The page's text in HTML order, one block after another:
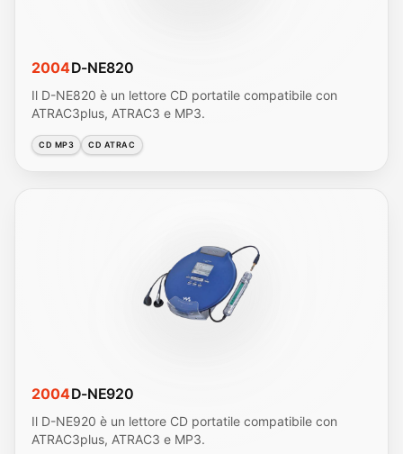
2004D-NE820
Il D-NE820 è un lettore CD portatile compatibile con
ATRAC3plus, ATRAC3 e MP3.
CD MP3 CD ATRAC
2004D-NE920
Il D-NE920 è un lettore CD portatile compatibile con
ATRAC3plus, ATRAC3 e MP3.